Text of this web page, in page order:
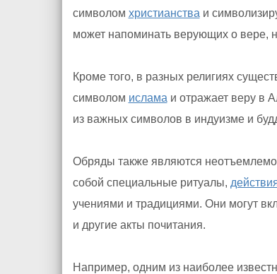
символом христианства и
может напоминать верующих о вере,
Кроме того, в разных религиях
символом ислама и отражает веру в
из важных символов в индуизме и
Обряды также являются
собой специальные ритуалы,
учениями и традициями. Они могут
и другие акты почитания.
Например, одним из наиболее